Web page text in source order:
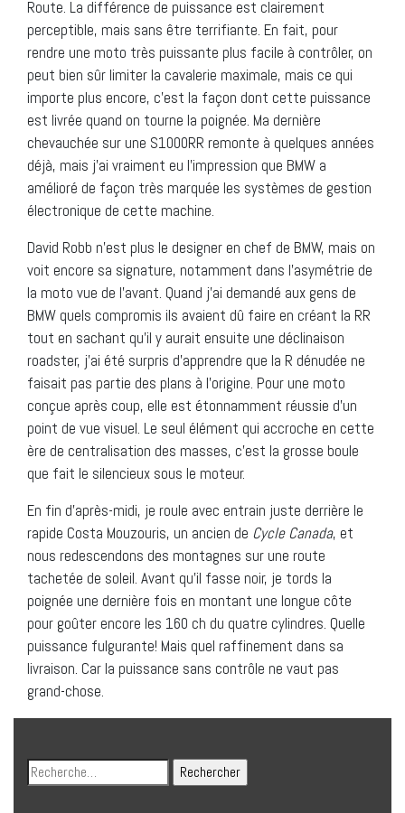
Route. La différence de puissance est clairement
perceptible, mais sans être terrifiante. En fait, pour
rendre une moto très puissante plus facile à contrôler, on
peut bien sûr limiter la cavalerie maximale, mais ce qui
importe plus encore, c’est la façon dont cette puissance
est livrée quand on tourne la poignée. Ma dernière
chevauchée sur une S1000RR remonte à quelques années
déjà, mais j’ai vraiment eu l’impression que BMW a
amélioré de façon très marquée les systèmes de gestion
électronique de cette machine.
David Robb n’est plus le designer en chef de BMW, mais on
voit encore sa signature, notamment dans l’asymétrie de
la moto vue de l’avant. Quand j’ai demandé aux gens de
BMW quels compromis ils avaient dû faire en créant la RR
tout en sachant qu’il y aurait ensuite une déclinaison
roadster, j’ai été surpris d’apprendre que la R dénudée ne
faisait pas partie des plans à l’origine. Pour une moto
conçue après coup, elle est étonnamment réussie d’un
point de vue visuel. Le seul élément qui accroche en cette
ère de centralisation des masses, c’est la grosse boule
que fait le silencieux sous le moteur.
En fin d’après-midi, je roule avec entrain juste derrière le
rapide Costa Mouzouris, un ancien de Cycle Canada, et
nous redescendons des montagnes sur une route
tachetée de soleil. Avant qu’il fasse noir, je tords la
poignée une dernière fois en montant une longue côte
pour goûter encore les 160 ch du quatre cylindres. Quelle
puissance fulgurante! Mais quel raffinement dans sa
livraison. Car la puissance sans contrôle ne vaut pas
grand-chose.